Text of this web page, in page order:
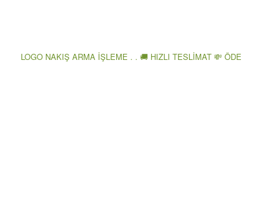
LOGO NAKIŞ ARMA İŞLEME . . 🚚 HIZLI TESLİMAT 💸 ÖDE